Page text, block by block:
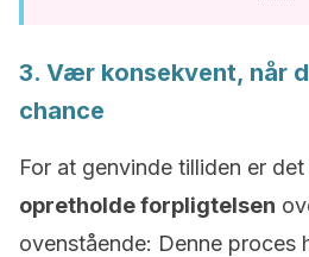
3. Vær konsekvent, når
chance
For at genvinde tilliden er
opretholde forpligtelsen
ovenstående: Denne proces